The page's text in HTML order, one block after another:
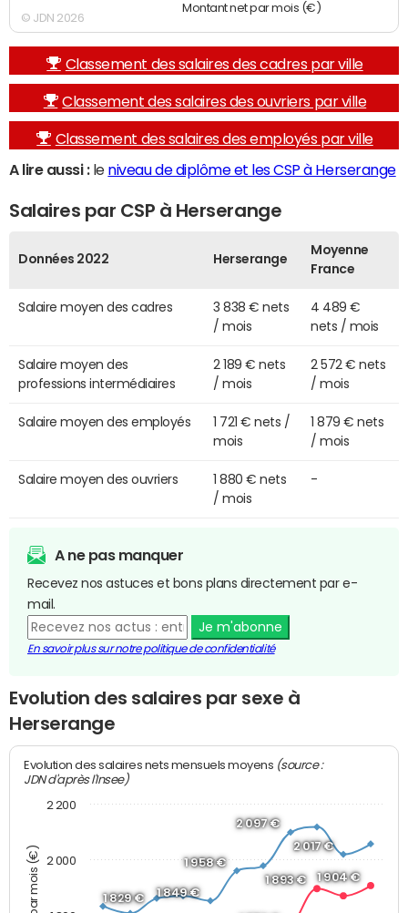
Montant net par mois (€)
© JDN 2026
Classement des salaires des cadres par ville
Classement des salaires des ouvriers par ville
Classement des salaires des employés par ville
A lire aussi :le niveau de diplôme et les CSP à Herserange
Salaires par CSP à Herserange
Données 2022 Herserange
Moyenne
France
Salaire moyen des cadres
3 838 € nets
/ mois
4 489 €
nets / mois
Salaire moyen des
professions intermédiaires
2 189 € nets
/ mois
2 572 € nets
/ mois
Salaire moyen des employés
1 721 € nets /
mois
1 879 € nets
/ mois
Salaire moyen des ouvriers
1 880 € nets
/ mois
-
A ne pas manquer
Recevez nos astuces et bons plans directement par e-
mail.
Je m'abonne
En savoir plus sur notre politique de confidentialité
Evolution des salaires par sexe à
Herserange
Evolution des salaires nets mensuels moyens (source :
JDN d'après l'Insee)
1 893 €
1 904 €
1 829 €
1 849 €
1 958 €
2 097 €
2 017 €
2 000
2 200